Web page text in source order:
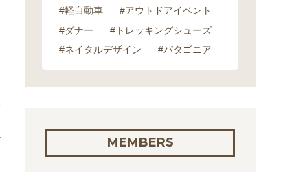
#軽自動車
#アウトドアイベント
#ダナー
#トレッキングシューズ
#ネイタルデザイン
#パタゴニア
MEMBERS